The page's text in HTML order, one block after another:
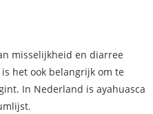
misselijkheid en diarree
het ook belangrijk om te
In Nederland is ayahuasca